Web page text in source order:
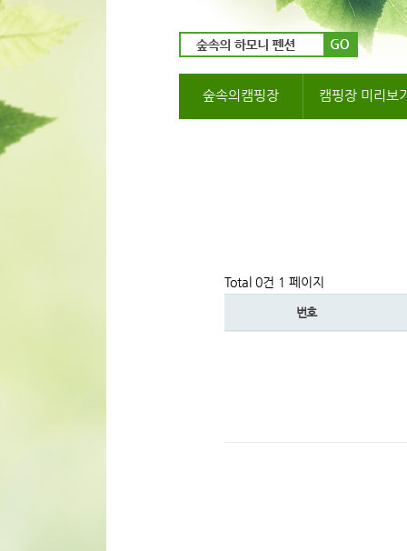
숲속의캠핑장 캠핑장 미리보
Total 0건 1 페이지
번호